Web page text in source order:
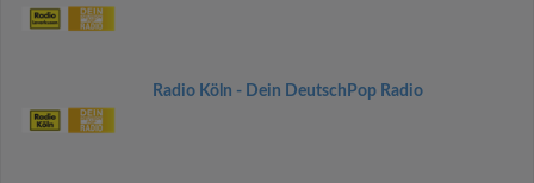
Radio Köln - Dein DeutschPop Radio